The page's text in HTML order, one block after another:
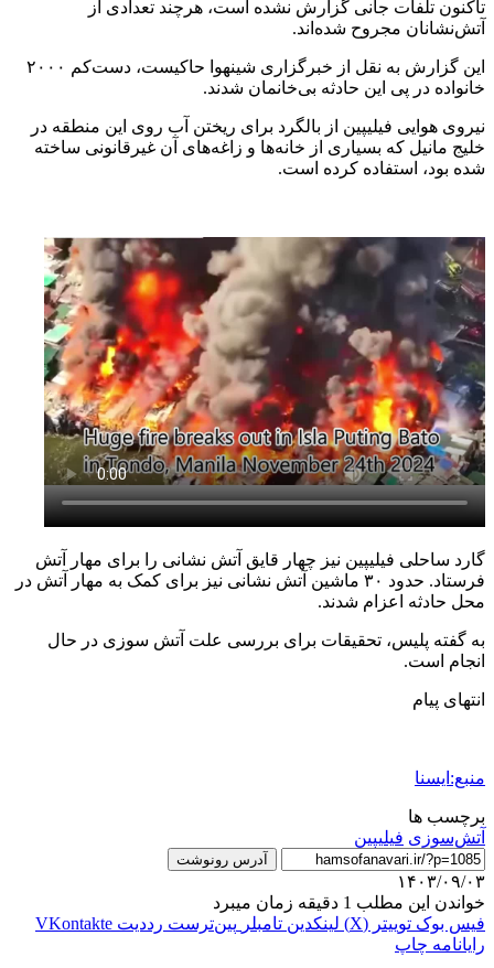
تاکنون تلفات جانی گزارش نشده است، هرچند تعدادی از
آتش‌نشانان مجروح شده‌اند.
این گزارش به نقل از خبرگزاری شینهوا حاکیست، دست‌کم ۲۰۰۰
خانواده در پی این حادثه بی‌خانمان شدند.
نیروی هوایی فیلیپین از بالگرد برای ریختن آب روی این منطقه در
خلیج مانیل که بسیاری از خانه‌ها و زاغه‌های آن غیرقانونی ساخته
شده بود، استفاده کرده است.
گارد ساحلی فیلیپین نیز چهار قایق آتش نشانی را برای مهار آتش
فرستاد. حدود ۳۰ ماشین آتش نشانی نیز برای کمک به مهار آتش در
محل حادثه اعزام شدند.
به گفته پلیس، تحقیقات برای بررسی علت آتش سوزی در حال
انجام است.
انتهای پیام
منبع:ایسنا
برچسب ها
آتش‌سوزی فيليپين
آدرس رونوشت
۱۴۰۳/۰۹/۰۳
خواندن این مطلب 1 دقیقه زمان میبرد
فیس بوک توییتر (X) لینکدین ‫تامبلر ‫پین‌ترست ‫رددیت ‫VKontakte
رایانامه چاپ